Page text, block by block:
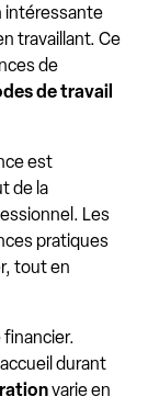
intéressante
travaillant. Ce
de
de travail
est
de la
Les
pratiques
tout en
durant
varie en